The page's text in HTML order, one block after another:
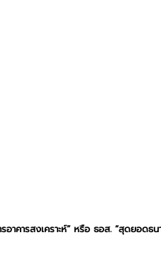
คารสงเคราะห์” หรือ ธอส. “สุดยอดธ